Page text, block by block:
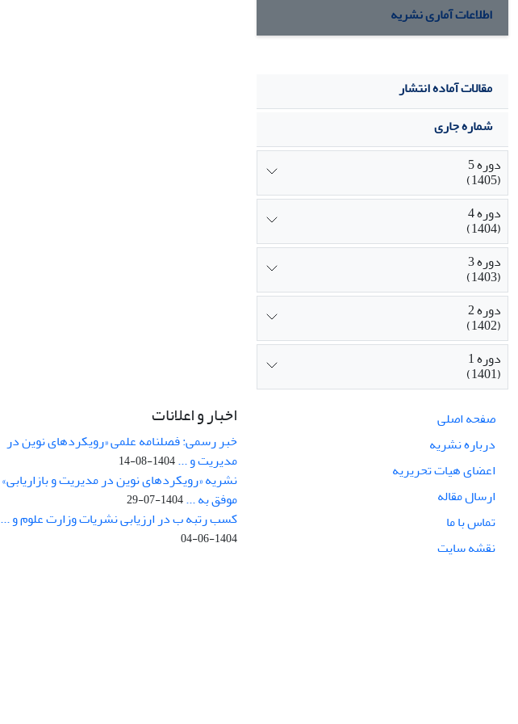
اطلاعات آماری نشریه
مقالات آماده انتشار
شماره جاری
دوره 5
(1405)
دوره 4
(1404)
دوره 3
(1403)
دوره 2
(1402)
دوره 1
(1401)
صفحه اصلی
درباره نشریه
اعضای هیات تحریریه
ارسال مقاله
تماس با ما
نقشه سایت
اخبار و اعلانات
خبر رسمی: فصلنامه علمی «رویکردهای نوین در
مدیریت و ...1404-08-14
نشریه «رویکردهای نوین در مدیریت و بازاریابی»
موفق به ...1404-07-29
کسب رتبه ب در ارزیابی نشریات وزارت علوم و ...
1404-06-04